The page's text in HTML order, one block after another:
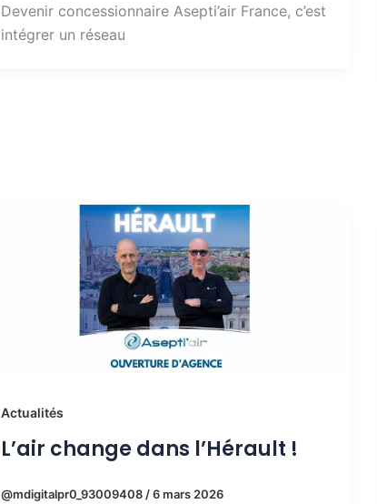
Devenir concessionnaire Asepti’air France, c’est
intégrer un réseau
Actualités
L’air change dans l’Hérault !
@mdigitalpr0_93009408 /6 mars 2026